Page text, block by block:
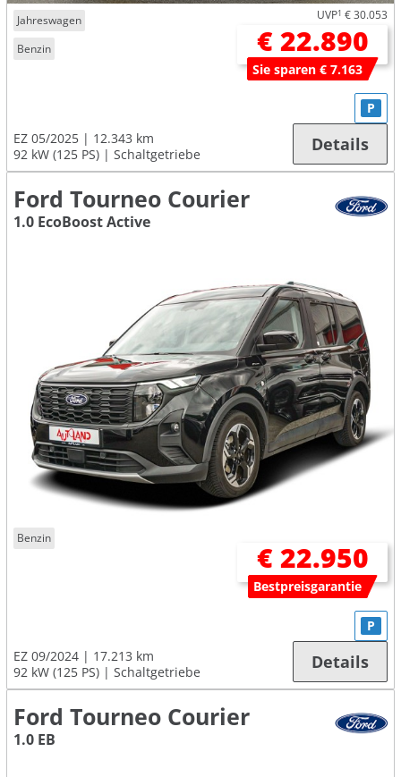
Jahreswagen
Benzin
UVP1 € 30.053
€ 22.890
Sie sparen € 7.163
EZ 05/2025
12.343 km
92 kW (125 PS)
Schaltgetriebe
P
Details
Ford Tourneo Courier
1.0 EcoBoost Active
Benzin
€ 22.950
Bestpreisgarantie
EZ 09/2024
17.213 km
92 kW (125 PS)
Schaltgetriebe
P
Details
Ford Tourneo Courier
1.0 EB